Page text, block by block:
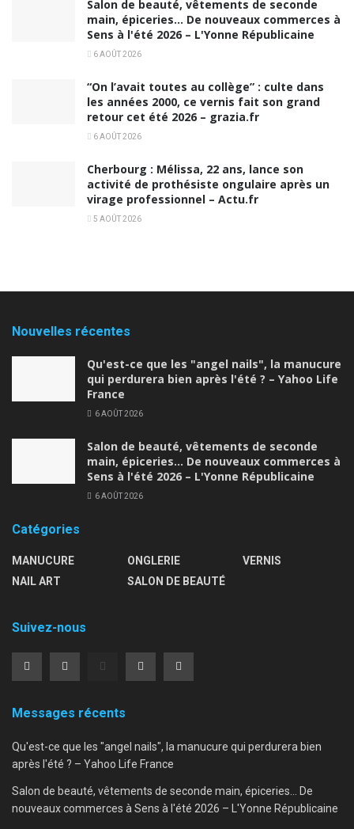
Salon de beauté, vêtements de seconde
main, épiceries… De nouveaux commerces à
Sens à l'été 2026 – L'Yonne Républicaine
6 AOÛT 2026
“On l’avait toutes au collège” : culte dans
les années 2000, ce vernis fait son grand
retour cet été 2026 – grazia.fr
6 AOÛT 2026
Cherbourg : Mélissa, 22 ans, lance son
activité de prothésiste ongulaire après un
virage professionnel – Actu.fr
5 AOÛT 2026
Nouvelles récentes
Qu'est-ce que les "angel nails", la manucure
qui perdurera bien après l'été ? – Yahoo Life
France
6 AOÛT 2026
Salon de beauté, vêtements de seconde
main, épiceries… De nouveaux commerces à
Sens à l'été 2026 – L'Yonne Républicaine
6 AOÛT 2026
Catégories
MANUCURE
NAIL ART
ONGLERIE
SALON DE BEAUTÉ
VERNIS
Suivez-nous
Messages récents
Qu'est-ce que les "angel nails", la manucure qui perdurera bien
après l'été ? – Yahoo Life France
Salon de beauté, vêtements de seconde main, épiceries… De
nouveaux commerces à Sens à l'été 2026 – L'Yonne Républicaine